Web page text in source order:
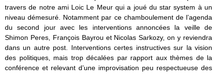
travers de notre ami Loic Le Meur qui a joué du star system à un
niveau démesuré. Notamment par ce chamboulement de l’agenda
du second jour avec les interventions annoncées la veille de
Shimon Peres, François Bayrou et Nicolas Sarkozy, on y reviendra
dans un autre post. Interventions certes instructives sur la vision
des politiques, mais trop décalées par rapport aux thèmes de la
conférence et relevant d’une improvisation peu respectueuse des